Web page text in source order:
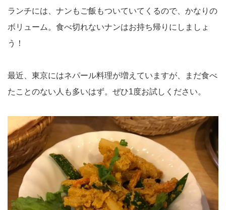
ランチには、ナンもご飯もついていてくるので、かなりの
ボリューム。食べ切れないナンはお持ち帰りにしましょ
う！
最近、東京にはネパール料理が増えていますが、まだ食べ
たことのない人も多いはず。ぜひ1度お試しください。